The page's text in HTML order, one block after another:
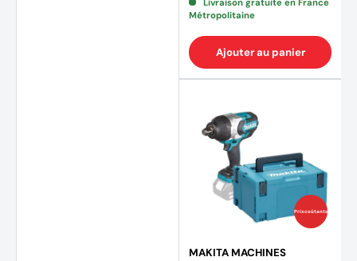
Livraison gratuite en France
Métropolitaine
Ajouter au panier
Prix coûtants
MAKITA MACHINES